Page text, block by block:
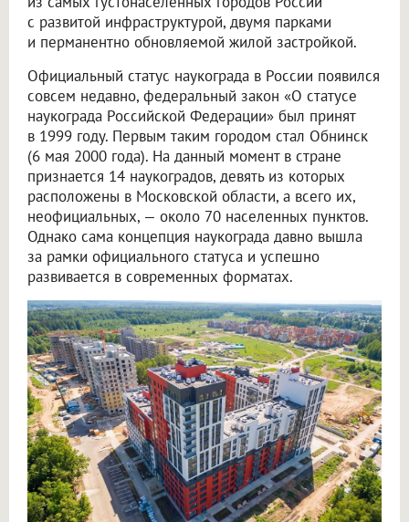
с развитой инфраструктурой, двумя парками
и перманентно обновляемой жилой застройкой.
Официальный статус наукограда в России появился
совсем недавно, федеральный закон «О статусе
наукограда Российской Федерации» был принят
в 1999 году. Первым таким городом стал Обнинск
(6 мая 2000 года). На данный момент в стране
признается 14 наукоградов, девять из которых
расположены в Московской области, а всего их,
неофициальных, — около 70 населенных пунктов.
Однако сама концепция наукограда давно вышла
за рамки официального статуса и успешно
развивается в современных форматах.